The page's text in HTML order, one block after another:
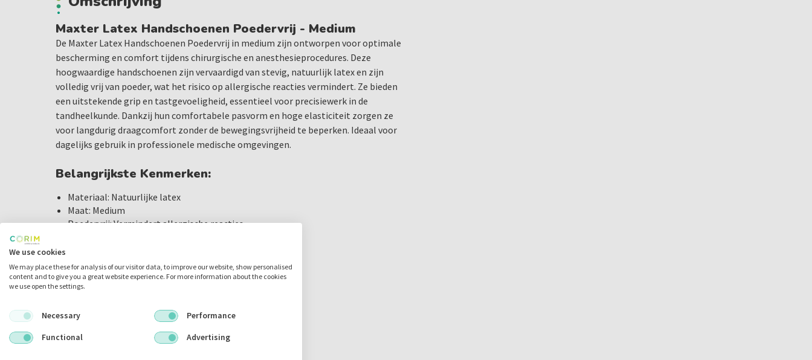
Maxter Latex Handschoenen Poedervrij - Medium
De Maxter Latex Handschoenen Poedervrij in medium zijn ontworpen voor optimale
bescherming en comfort tijdens chirurgische en anesthesieprocedures. Deze
hoogwaardige handschoenen zijn vervaardigd van stevig, natuurlijk latex en zijn
volledig vrij van poeder, wat het risico op allergische reacties vermindert. Ze bieden
een uitstekende grip en tastgevoeligheid, essentieel voor precisiewerk in de
tandheelkunde. Dankzij hun comfortabele pasvorm en hoge elasticiteit zorgen ze
voor langdurig draagcomfort zonder de bewegingsvrijheid te beperken. Ideaal voor
dagelijks gebruik in professionele medische omgevingen.
Belangrijkste Kenmerken:
Materiaal: Natuurlijke latex
Maat: Medium
Poedervrij: Vermindert allergische reacties
Toepassingen:
Chirurgische procedures
Algemeen medisch gebruik
We use cookies
We may place these for analysis of our visitor data, to improve our website, show personalised
content and to give you a great website experience. For more information about the cookies
we use open the settings.
Necessary
Performance
Functional
Advertising